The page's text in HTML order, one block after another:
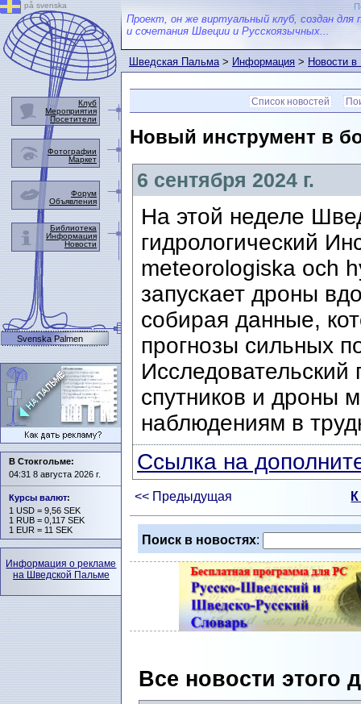
Проект, он же виртуальный клуб, создан для
и сочетания Швеции и Русскоязычных...
Шведская Пальма>Информация>Новости
Список новостей
Новый инструмент в
6 сентября 2024 г.
На этой неделе
гидрологический
meteorologiska och
запускает дроны
собирая данные,
прогнозы сильных
Исследовательский
спутников и дроны
наблюдениям в
Ссылка на
<< Предыдущая
Поиск в новостях:
Все новости этого
på svenska
Клуб
Мероприятия
Посетители
Фотографии
Маркет
Форум
Объявления
Библиотека
Информация
Новости
Svenska Palmen
В Стокгольме:
04:31 8 августа 2026 г.
Курсы валют:
1 USD = 9,56 SEK
1 RUB = 0,117 SEK
1 EUR = 11 SEK
Информация о рекламе
на Шведской Пальме